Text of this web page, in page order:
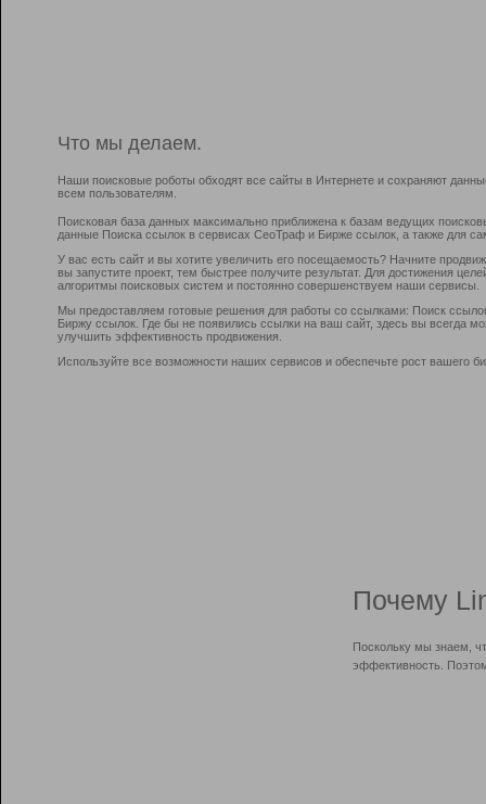
Что мы делаем.
Наши поисковые роботы обходят все сайты в Интернете и сохраняют
всем пользователям.
Поисковая база данных максимально приближена к базам ведущих
данные Поиска ссылок в сервисах СеоТраф и Бирже ссылок, а также для
У вас есть сайт и вы хотите увеличить его посещаемость? Начните
вы запустите проект, тем быстрее получите результат. Для достижения
алгоритмы поисковых систем и постоянно совершенствуем наши сервисы.
Мы предоставляем готовые решения для работы со ссылками: Поиск
Биржу ссылок. Где бы не появились ссылки на ваш сайт, здесь вы всегда
улучшить эффективность продвижения.
Используйте все возможности наших сервисов и обеспечьте рост вашего
Почему
Поскольку мы знаем,
эффективность.